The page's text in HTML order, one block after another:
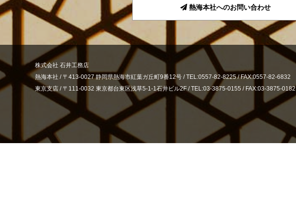
熱海本社へのお問い合わせ
株式会社 石井工務店
熱海本社 /〒413-0027 静岡県熱海市紅葉ガ丘町9番12号 /TEL:0557-82-8225 /FAX:0557-82-6832
東京支店 /〒111-0032 東京都台東区浅草5-1-1石井ビル2F /TEL:03-3875-0155 / FAX:03-3875-0182